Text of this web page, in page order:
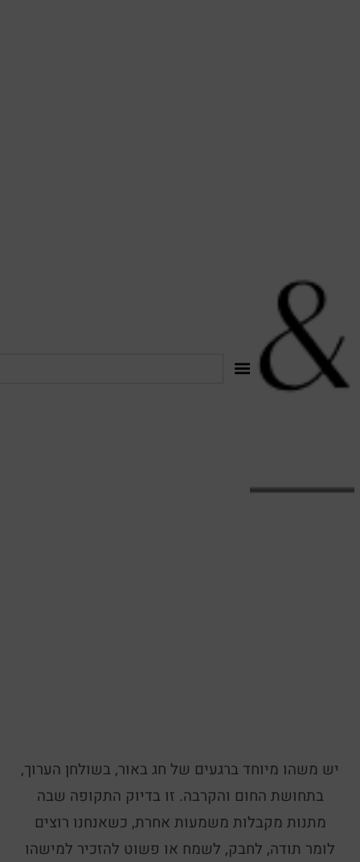
יש משהו מיוחד ברגעים של חג באור, בשולחן הערוך,
בתחושת החום והקרבה. זו בדיוק התקופה שבה
מתנות מקבלות משמעות אחרת, כשאנחנו רוצים
לומר תודה, לחבק, לשמח או פשוט להזכיר למישהו